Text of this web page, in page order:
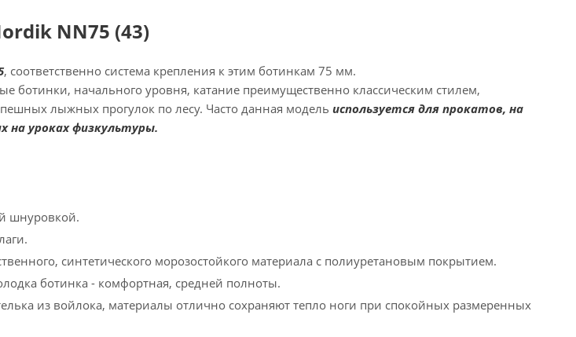
NN75 (43)
, соответственно система крепления к этим ботинкам 75 мм.
ботинки, начального уровня, катание преимущественно классическим стилем,
лыжных прогулок по лесу. Часто данная модель используется для прокатов, на
на уроках физкультуры.
шнуровкой.
синтетического морозостойкого материала с полиуретановым покрытием.
ботинка - комфортная, средней полноты.
из войлока, материалы отлично сохраняют тепло ноги при спокойных размеренных